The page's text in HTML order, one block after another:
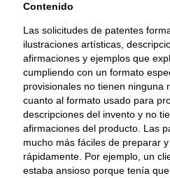
Contenido
Las solicitudes de patentes
ilustraciones artísticas,
afirmaciones y ejemplos que
cumpliendo con un formato
provisionales no tienen ninguna
cuanto al formato usado para
descripciones del invento y no
afirmaciones del producto. Las
mucho más fáciles de preparar
rápidamente. Por ejemplo, un
estaba ansioso porque tenía